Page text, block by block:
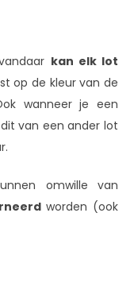
kan elk lot
op de kleur van de
wanneer je een
van een ander lot
omwille van
worden (ook